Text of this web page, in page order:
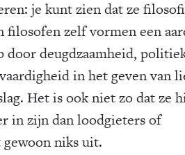
je kunt zien dat ze
filosofen zelf vormen een
deugdzaamheid,
in het geven van
Het is ook niet zo dat ze
in zijn dan loodgieters of
niks uit.